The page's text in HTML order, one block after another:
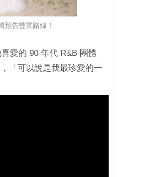
告豐富路線！
愛的 90 年代 R&B 團體
「可以說是我最珍愛的一